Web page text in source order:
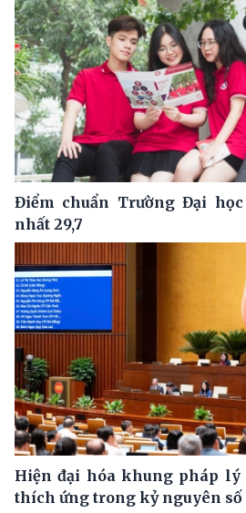
Điểm chuẩn Trường Đại
nhất 29,7
Hiện đại hóa khung pháp lý
thích ứng trong kỷ nguyên số